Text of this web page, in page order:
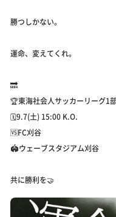
勝つしかない。
運命、変えてくれ。
🔜
🏆東海社会人サッカーリーグ1
🗓️9.7(土) 15:00 K.O.
🆚FC刈谷
🏟️ウェーブスタジアム刈谷
共に勝利を🤝